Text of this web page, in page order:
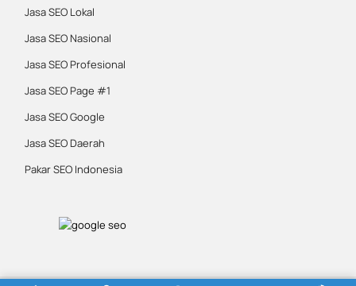
Jasa SEO Lokal
Jasa SEO Nasional
Jasa SEO Profesional
Jasa SEO Page #1
Jasa SEO Google
Jasa SEO Daerah
Pakar SEO Indonesia